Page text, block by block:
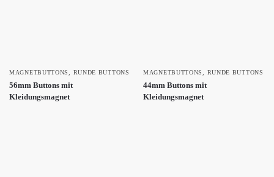
MAGNETBUTTONS RUNDE BUTTONS
56mm Buttons mit
Kleidungsmagnet
MAGNETBUTTONS RUNDE BUTTONS
44mm Buttons mit
Kleidungsmagnet